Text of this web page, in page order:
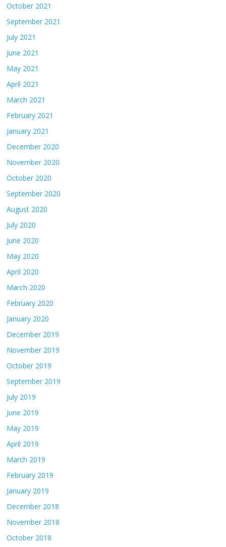
October 2021
September 2021
July 2021
June 2021
May 2021
April 2021
March 2021
February 2021
January 2021
December 2020
November 2020
October 2020
September 2020
August 2020
July 2020
June 2020
May 2020
April 2020
March 2020
February 2020
January 2020
December 2019
November 2019
October 2019
September 2019
July 2019
June 2019
May 2019
April 2019
March 2019
February 2019
January 2019
December 2018
November 2018
October 2018